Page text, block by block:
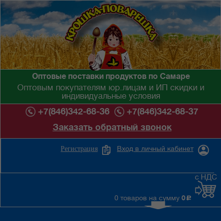
Оптовые поставки продуктов по Самаре
Оптовым покупателям юр.лицам и ИП скидки и
индивидуальные условия
+7(846)342-68-36
+7(846)342-68-37
Заказать обратный звонок
Вход в личный кабинет
Регистрация
0 товаров на сумму 0 c
с НДС